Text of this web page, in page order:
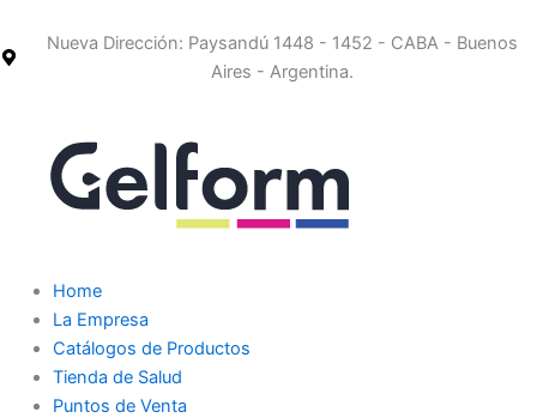
contenido
Nueva Dirección: Paysandú 1448 - 1452 - CABA - Buenos
Aires - Argentina.
Home
La Empresa
Catálogos de Productos
Tienda de Salud
Puntos de Venta